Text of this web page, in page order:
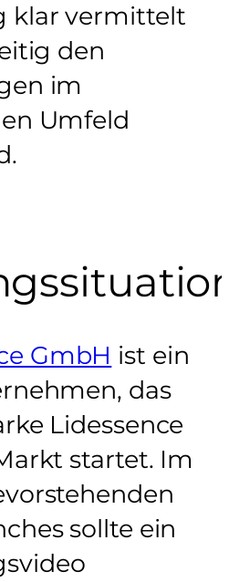
klar vermittelt
den
im
Umfeld
GmbH ist ein
das
Lidessence
startet. Im
sollte ein